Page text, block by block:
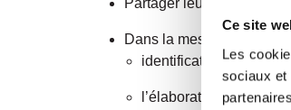
Ce site
Les
sociaux et
Partager leur expertise
Dans la mesure de leur
identification de
l’élaboration d’un